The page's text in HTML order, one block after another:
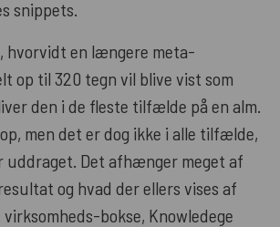
snippets.
hvorvidt en længere meta-
op til 320 tegn vil blive vist som
den i de fleste tilfælde på en alm.
men det er dog ikke i alle tilfælde,
uddraget. Det afhænger meget af
og hvad der ellers vises af
bokse, Knowledege